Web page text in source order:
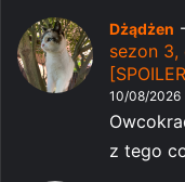
Dżądżen
sezon 3,
10/08/2026
z tego